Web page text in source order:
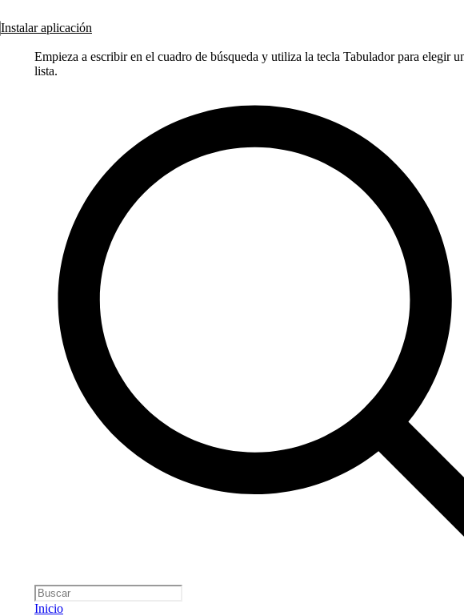
Instalar aplicación
Empieza a escribir en el cuadro de búsqueda y utiliza la tecla Tabulador para elegir
lista.
Inicio